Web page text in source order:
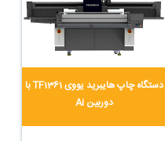
دستگاه چاپ هایبرید یووی TF1361 با
دوربین Ai